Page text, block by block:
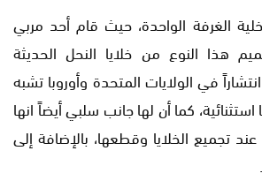
الغرفة الواحدة، حيث قام أحد مربي
قبل 30 بتصميم هذا النوع من خلايا النحل الحديثة
في الولايات المتحدة وأوروبا تشبه
استثنائية، كما أن لها جانب سلبي أيضاً انها
تجميع الخلايا وقطعها، بالإضافة إلى